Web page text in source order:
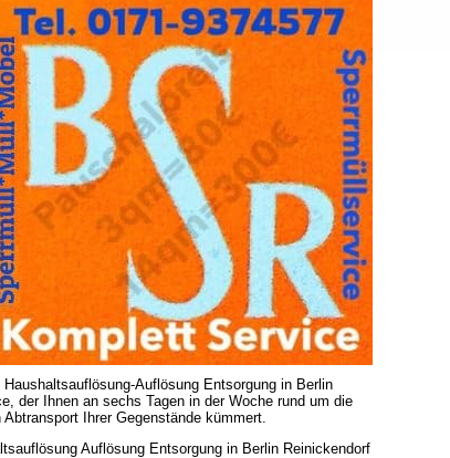
Auflösung Entsorgung in Berlin
der Ihnen an sechs Tagen in der Woche rund um die
Ihrer Gegenstände kümmert.
Auflösung Entsorgung in Berlin Reinickendorf